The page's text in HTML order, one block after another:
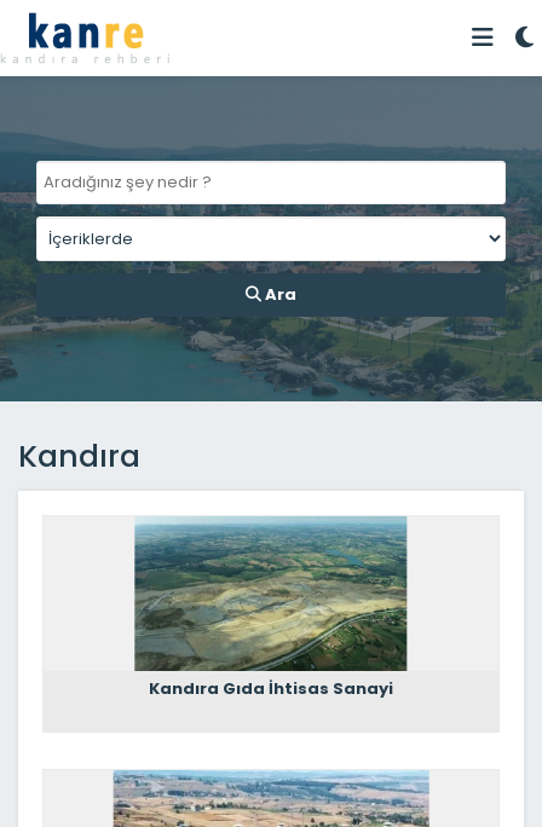
Ara
Kandıra
Kandıra Gıda İhtisas Sanayi